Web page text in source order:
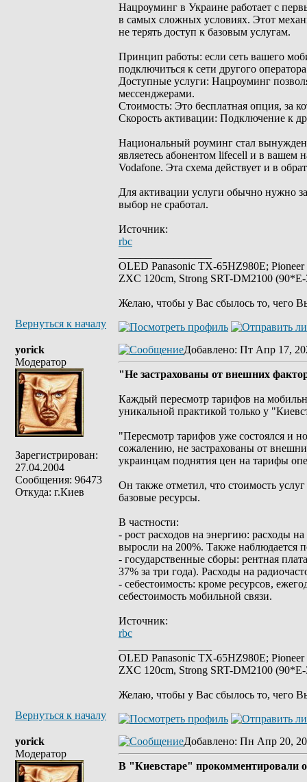
Нацроуминг в Украине работает с
в самых сложных условиях. Этот
не терять доступ к базовым услугам.
Принцип работы: если сеть вашего
подключиться к сети другого
Доступные услуги: Нацроуминг
мессенджерами.
Стоимость: Это бесплатная опция, за
Скорость активации: Подключение к
Национальный роуминг стал
являетесь абонентом lifecell и в вашем
Vodafone. Эта схема действует и в
Для активации услуги обычно нужно
выбор не сработал.
Источник:
rbc
OLED Panasonic TX-65HZ980E;
ZXC 120cm, Strong SRT-DM2100
Желаю, чтобы у Вас сбылось то, чего
Вернуться к началу
yorick
Модератор
Зарегистрирован:
27.04.2004
Сообщения: 96473
Откуда: г.Киев
Добавлено: Пт Апр 17,
"Не застрахованы от внешних
Каждый пересмотр тарифов на
уникальной практикой только у
"Пересмотр тарифов уже состоялся и
сожалению, не застрахованы от
украинцам поднятия цен на тарифы
Он также отметил, что стоимость
базовые ресурсы.
В частности:
- рост расходов на энергию: расходы
выросли на 200%. Также наблюдается
- государственные сборы: рентная
37% за три года). Расходы на
- себестоимость: кроме ресурсов,
себестоимость мобильной связи.
Источник:
rbc
OLED Panasonic TX-65HZ980E;
ZXC 120cm, Strong SRT-DM2100
Желаю, чтобы у Вас сбылось то, чего
Вернуться к началу
yorick
Модератор
Добавлено: Пн Апр 20,
В "Киевстаре" прокомментировали